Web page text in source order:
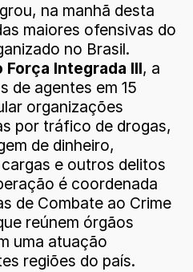
na manhã desta
maiores ofensivas do
no Brasil.
Força Integrada III, a
de agentes em 15
organizações
por tráfico de drogas,
de dinheiro,
e outros delitos
é coordenada
de Combate ao Crime
reúnem órgãos
uma atuação
regiões do país.